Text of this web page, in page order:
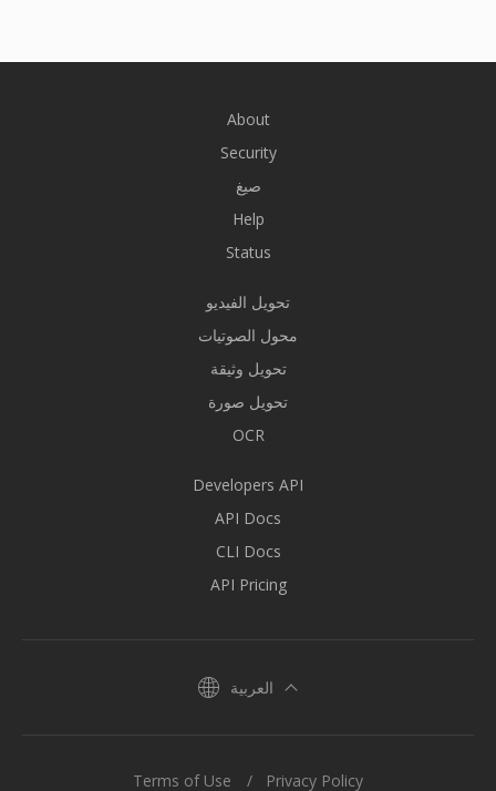
About
Security
صيغ
Help
Status
تحويل الفيديو
محول الصوتيات
تحويل وثيقة
تحويل صورة
OCR
Developers API
API Docs
CLI Docs
API Pricing
العربية
Terms of Use Privacy Policy